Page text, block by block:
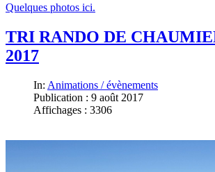
Quelques photos ici.
TRI RANDO DE
2017
In: Animations / évènements
Publication : 9 août 2017
Affichages : 3306